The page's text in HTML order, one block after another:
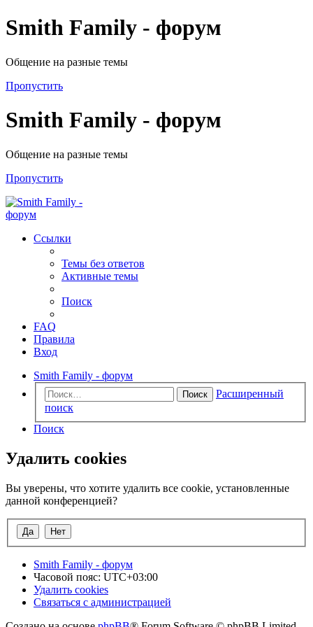
Smith Family - форум
Общение на разные темы
Пропустить
Smith Family - форум
Общение на разные темы
Пропустить
Ссылки
Темы без ответов
Активные темы
Поиск
FAQ
Правила
Вход
Smith Family - форум
Поиск
Расширенный
поиск
Поиск
Удалить cookies
Вы уверены, что хотите удалить все cookie, установленные
данной конференцией?
Smith Family - форум
Часовой пояс: UTC+03:00
Удалить cookies
Связаться с администрацией